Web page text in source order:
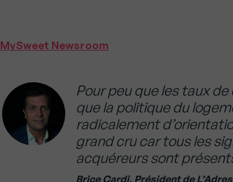
MySweet Newsroom
Pour peu que les taux
que la politique du
radicalement
grand cru car tous les
acquéreurs sont
Brice Cardi, Président de